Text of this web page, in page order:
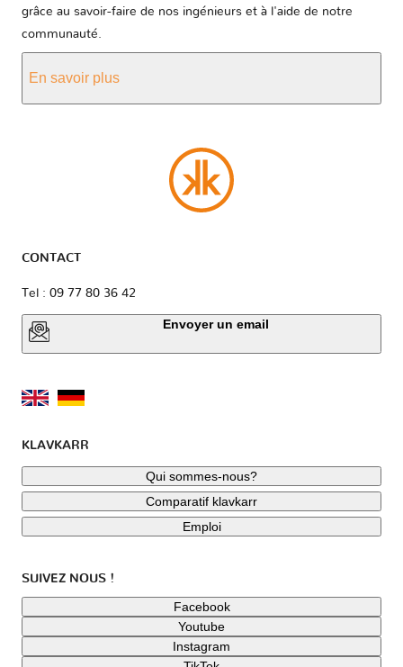
grâce au savoir-faire de nos ingénieurs et à l'aide de notre
communauté.
En savoir plus
CONTACT
Tel : 09 77 80 36 42
Envoyer un email
KLAVKARR
Qui sommes-nous?
Comparatif klavkarr
Emploi
SUIVEZ NOUS !
Facebook
Youtube
Instagram